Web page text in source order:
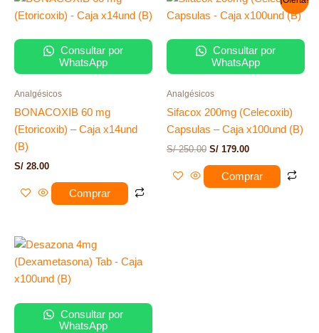
Consultar por
WhatsApp
Analgésicos
BONACOXIB 60 mg
(Etoricoxib) – Caja x14und
(B)
S/ 28.00
Comprar
Consultar por
WhatsApp
Analgésicos
Sifacox 200mg (Celecoxib)
Capsulas – Caja x100und (B)
S/250.00
original
S/ 179.00
precio
actual
Comprar
Consultar por
WhatsApp